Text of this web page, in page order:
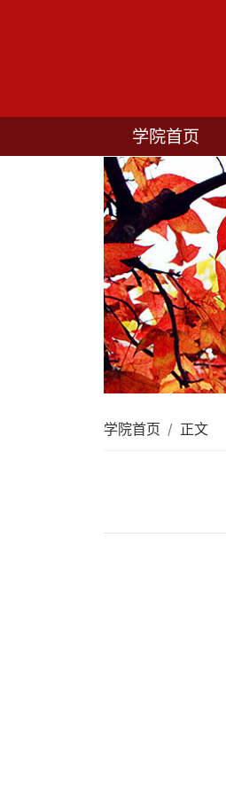
学院首页
学院首页 正文